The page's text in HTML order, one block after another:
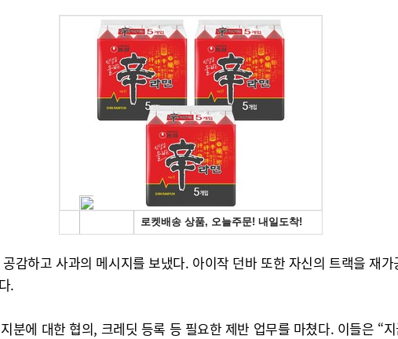
감하고 사과의 메시지를 보냈다. 아이작 던바 또한 자신의 트랙을 재
.
분에 대한 협의, 크레딧 등록 등 필요한 제반 업무를 마쳤다. 이들은 “